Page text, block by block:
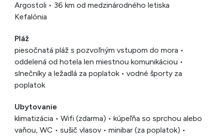
Argostoli • 36 km od medzinárodného letiska
Kefalónia
Pláž
piesočnatá pláž s pozvoľným vstupom do mora •
oddelená od hotela len miestnou komunikáciou •
slnečníky a ležadlá za poplatok • vodné športy za
poplatok
Ubytovanie
klimatizácia • Wifi (zdarma) • kúpeľňa so sprchou alebo
vaňou, WC • sušič vlasov • minibar (za poplatok) •